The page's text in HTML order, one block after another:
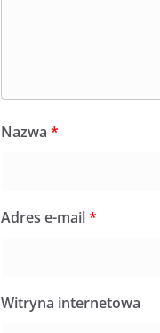
Nazwa *
Adres e-mail*
Witryna internetowa